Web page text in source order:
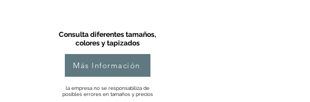
Consulta diferentes tamaños,
colores y tapizados
Más Información
la empresa no se responsabiliza de
posibles errores en tamaños y precios